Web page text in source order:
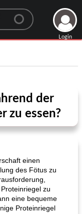
Login
der
zu essen?
einen
des Fötus zu
zu
eine bequeme
Proteinriegel